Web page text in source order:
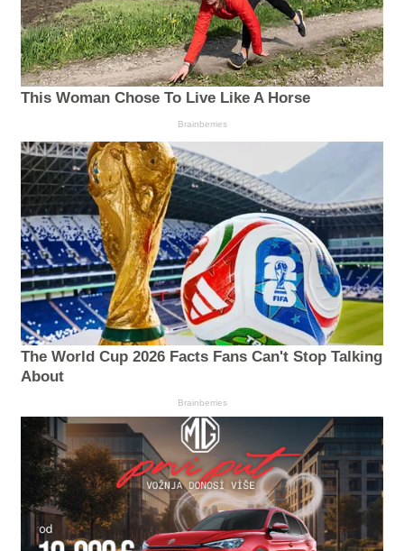
This Woman Chose To Live Like A Horse
Brainberries
The World Cup 2026 Facts Fans Can't Stop Talking
About
Brainberries